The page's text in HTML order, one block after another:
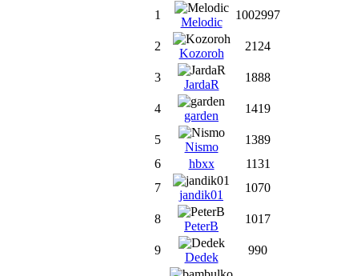
1
Melodic
1002997
2
Kozoroh
2124
3
JardaR
1888
4
garden
1419
5
Nismo
1389
6
hbxx
1131
7
jandik01
1070
8
PeterB
1017
9
Dedek
990